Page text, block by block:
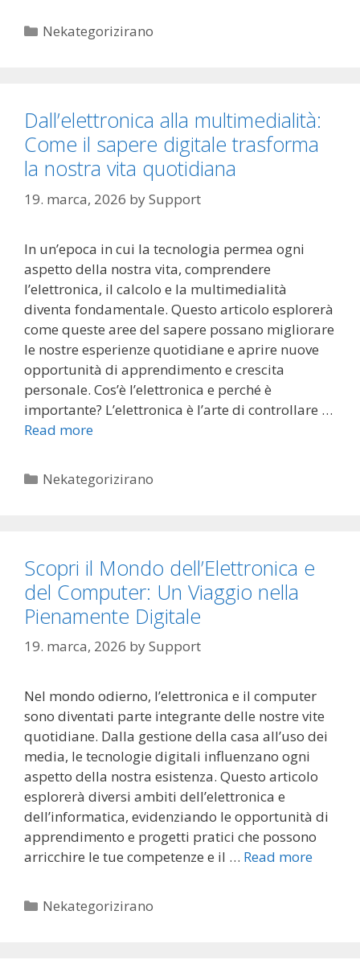
Categories
Nekategorizirano
Dall’elettronica alla multimedialità:
Come il sapere digitale trasforma
la nostra vita quotidiana
19. marca, 2026 bySupport
In un’epoca in cui la tecnologia permea ogni
aspetto della nostra vita, comprendere
l’elettronica, il calcolo e la multimedialità
diventa fondamentale. Questo articolo esplorerà
come queste aree del sapere possano migliorare
le nostre esperienze quotidiane e aprire nuove
opportunità di apprendimento e crescita
personale. Cos’è l’elettronica e perché è
importante? L’elettronica è l’arte di controllare …
Read more
Categories
Nekategorizirano
Scopri il Mondo dell’Elettronica e
del Computer: Un Viaggio nella
Pienamente Digitale
19. marca, 2026 bySupport
Nel mondo odierno, l’elettronica e il computer
sono diventati parte integrante delle nostre vite
quotidiane. Dalla gestione della casa all’uso dei
media, le tecnologie digitali influenzano ogni
aspetto della nostra esistenza. Questo articolo
esplorerà diversi ambiti dell’elettronica e
dell’informatica, evidenziando le opportunità di
apprendimento e progetti pratici che possono
arricchire le tue competenze e il … Read more
Categories
Nekategorizirano